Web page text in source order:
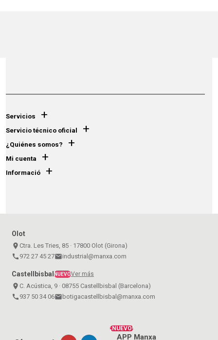
Servicios +
Servicio técnico oficial +
¿Quiénes somos? +
Mi cuenta +
Informació +
Olot
place Ctra. Les Tries, 85 · 17800 Olot (Girona)
call 972 27 45 27emailindustrial@manxa.com
CastellbisbalNUEVOVer más
place C. Acústica, 9 · 08755 Castellbisbal (Barcelona)
call 937 50 34 06emailbotigacastellbisbal@manxa.com
¡NUEVO!
APP Manxa